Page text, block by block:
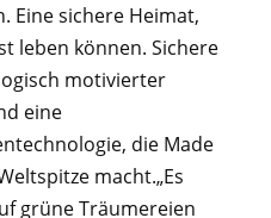
Eine sichere Heimat,
leben können. Sichere
motivierter
eine
die Made
macht.„Es
grüne Träumereien